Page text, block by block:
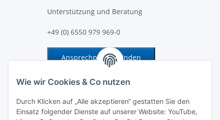
Wie wir Cookies & Co nutzen
Durch Klicken auf „Alle akzeptieren“ gestatten Sie den
Einsatz folgender Dienste auf unserer Website: YouTube,
Unterstützung und Beratung
+49 (0) 6550 979 969-0
Ansprechpartner finden
Information und Service
Zahlung und Versand